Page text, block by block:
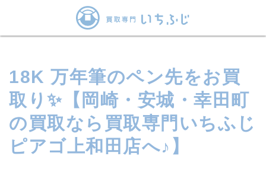
18K 万年筆のペン先をお買
取り✨【岡崎・安城・幸田町
の買取なら買取専門いちふじ
ピアゴ上和田店へ♪】